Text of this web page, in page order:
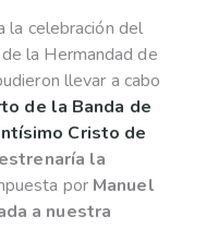
la celebración del
de la Hermandad de
llevar a cabo
de la Banda de
Cristo de
estrenaría la
por Manuel
a nuestra